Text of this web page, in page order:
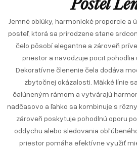
Posteľ
Jemné oblúky, harmonické proporcie a
posteľ, ktorá sa prirodzene stane
čelo pôsobí elegantne a zároveň
priestor a navodzuje pocit pohodlia
Dekoratívne členenie čela dodáva
zbytočnej okázalosti. Mäkké línie
čalúneným rámom a vytvárajú
nadčasovo a ľahko sa kombinuje s
zároveň poskytuje pohodlnú oporu
oddychu alebo sledovania
priestor pomáha efektívne využiť